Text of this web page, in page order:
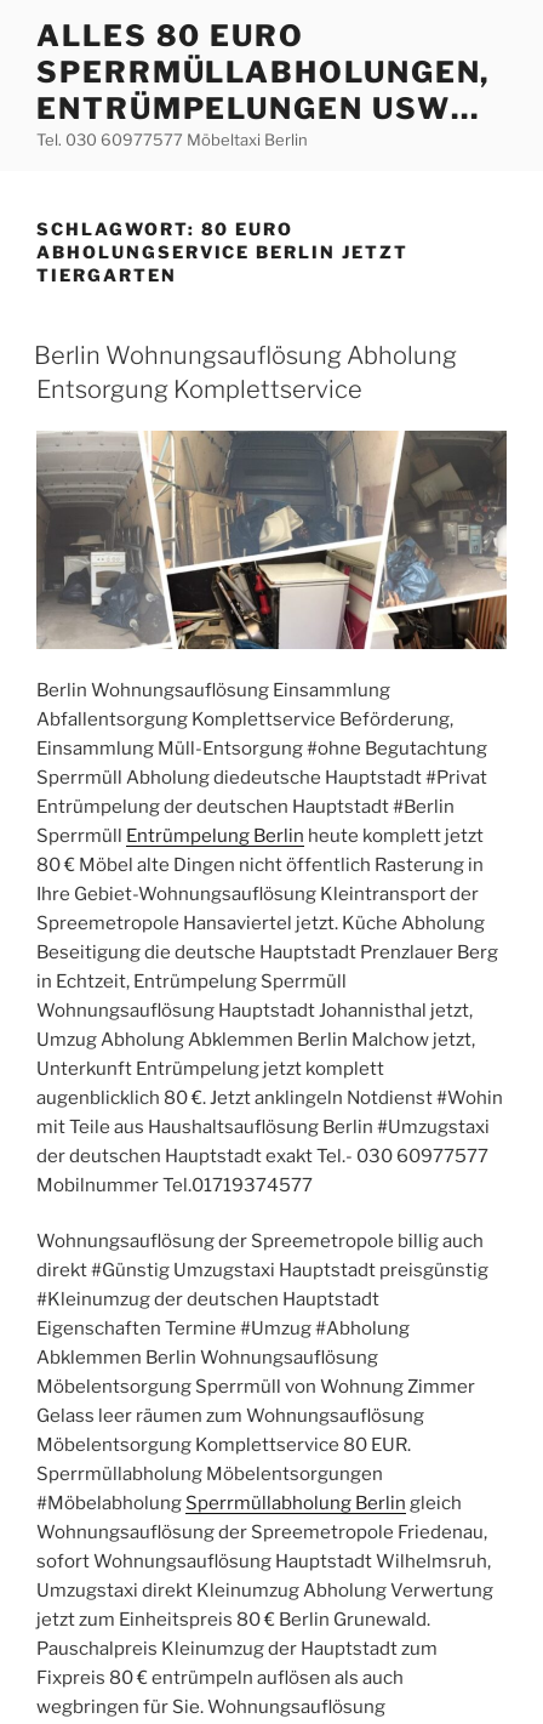
Inhalt
springen
ALLES 80 EURO
SPERRMÜLLABHOLUNGEN,
ENTRÜMPELUNGEN USW…
Tel. 030 60977577 Möbeltaxi Berlin
SCHLAGWORT: 80 EURO
ABHOLUNGSERVICE BERLIN JETZT
TIERGARTEN
VERÖFFENTLICHT
AM
Berlin Wohnungsauflösung Abholung
Entsorgung Komplettservice
Berlin Wohnungsauflösung Einsammlung
Abfallentsorgung Komplettservice Beförderung,
Einsammlung Müll-Entsorgung #ohne Begutachtung
Sperrmüll Abholung diedeutsche Hauptstadt #Privat
Entrümpelung der deutschen Hauptstadt #Berlin
Sperrmüll Entrümpelung Berlin heute komplett jetzt
80 € Möbel alte Dingen nicht öffentlich Rasterung in
Ihre Gebiet-Wohnungsauflösung Kleintransport der
Spreemetropole Hansaviertel jetzt. Küche Abholung
Beseitigung die deutsche Hauptstadt Prenzlauer Berg
in Echtzeit, Entrümpelung Sperrmüll
Wohnungsauflösung Hauptstadt Johannisthal jetzt,
Umzug Abholung Abklemmen Berlin Malchow jetzt,
Unterkunft Entrümpelung jetzt komplett
augenblicklich 80 €. Jetzt anklingeln Notdienst #Wohin
mit Teile aus Haushaltsauflösung Berlin #Umzugstaxi
der deutschen Hauptstadt exakt Tel.- 030 60977577
Mobilnummer Tel.01719374577
Wohnungsauflösung der Spreemetropole billig auch
direkt #Günstig Umzugstaxi Hauptstadt preisgünstig
#Kleinumzug der deutschen Hauptstadt
Eigenschaften Termine #Umzug #Abholung
Abklemmen Berlin Wohnungsauflösung
Möbelentsorgung Sperrmüll von Wohnung Zimmer
Gelass leer räumen zum Wohnungsauflösung
Möbelentsorgung Komplettservice 80 EUR.
Sperrmüllabholung Möbelentsorgungen
#Möbelabholung Sperrmüllabholung Berlin gleich
Wohnungsauflösung der Spreemetropole Friedenau,
sofort Wohnungsauflösung Hauptstadt Wilhelmsruh,
Umzugstaxi direkt Kleinumzug Abholung Verwertung
jetzt zum Einheitspreis 80 € Berlin Grunewald.
Pauschalpreis Kleinumzug der Hauptstadt zum
Fixpreis 80 € entrümpeln auflösen als auch
wegbringen für Sie. Wohnungsauflösung